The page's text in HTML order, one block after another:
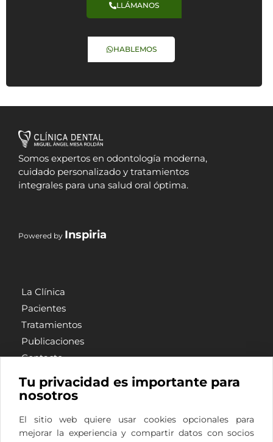
LLÁMANOS
HABLEMOS
Somos expertos en odontología moderna,
cuidado personalizado y tratamientos
integrales para una salud oral óptima.
Powered by Inspiria
La Clínica
Pacientes
Tratamientos
Publicaciones
Contacto
Privacidad
Cookies
Tu privacidad es importante para
nosotros
El sitio web quiere usar cookies opcionales para
mejorar la experiencia y compartir datos con socios